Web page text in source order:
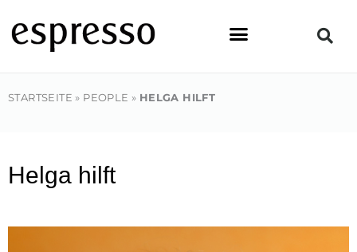
Inhalt
springen
STARTSEITE » PEOPLE » HELGA HILFT
Helga hilft